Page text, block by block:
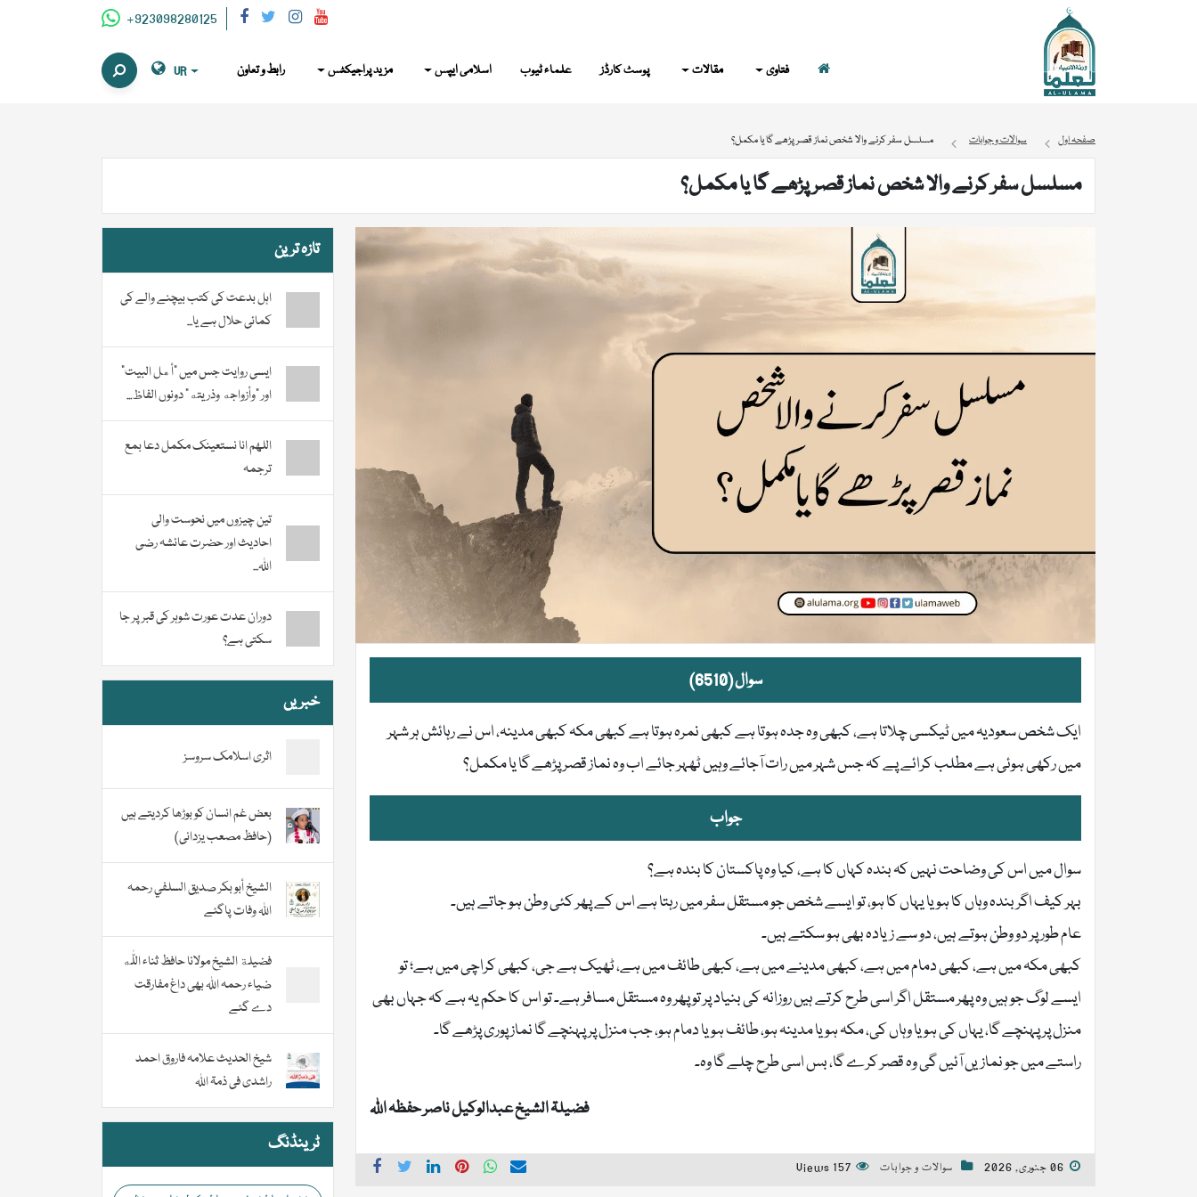
+923098280125
فتاوی مقالات پوسٹ کارڈز علماء ٹیوب اسلامی ایپس مزید پراجیکٹس رابط و تعاون UR
صفحہ اول سوالات و جوابات مسلسل سفر کرنے والا شخص نماز قصر پڑھے گا یا مکمل؟
مسلسل سفر کرنے والا شخص نماز قصر پڑھے گا یا مکمل؟
سوال (6510)
ایک شخص سعودیہ میں ٹیکسی چلاتا ہے، کبھی وہ جدہ ہوتا ہے کبھی نمرہ ہوتا ہے کبھی مکہ کبھی مدینہ، اس نے رہائش ہر شہر
میں رکھی ہوئی ہے مطلب کرائے پے کہ جس شہر میں رات آجائے وہیں ٹھہر جائے اب وہ نماز قصر پڑھے گا یا مکمل؟
جواب
سوال میں اس کی وضاحت نہیں کہ بندہ کہاں کا ہے، کیا وہ پاکستان کا بندہ ہے؟
بہر کیف اگر بندہ وہاں کا ہو یا یہاں کا ہو، تو ایسے شخص جو مستقل سفر میں رہتا ہے اس کے پھر کئی وطن ہو جاتے ہیں۔
عام طور پر دو وطن ہوتے ہیں، دو سے زیادہ بھی ہو سکتے ہیں۔
کبھی مکہ میں ہے، کبھی دمام میں ہے، کبھی مدینے میں ہے، کبھی طائف میں ہے، ٹھیک ہے جی، کبھی کراچی میں ہے؛ تو
ایسے لوگ جو ہیں وہ پھر مستقل اگر اسی طرح کرتے ہیں روزانہ کی بنیاد پر تو پھر وہ مستقل مسافر ہے۔ تو اس کا حکم یہ ہے کہ جہاں بھی
منزل پر پہنچے گا، یہاں کی ہو یا وہاں کی، مکہ ہو یا مدینہ ہو، طائف ہو یا دمام ہو، جب منزل پر پہنچے گا نماز پوری پڑھے گا۔
راستے میں جو نمازیں آئیں گی وہ قصر کرے گا، بس اسی طرح چلے گا وہ۔
فضیلۃ الشیخ عبدالوکیل ناصر حفظہ اللہ
06 جنوری, 2026 سوالات و جوابات 157 Views
تازہ ترین
اہل بدعت کی کتب بیچنے والے کی
کمائی حلال ہے یا...
ایسی روایت جس میں “أهل البيت”
اور “وأزواجه وذريته” دونوں الفاظ...
اللھم انا نستعینک مکمل دعا بمع
ترجمہ
تین چیزوں میں نحوست والی
احادیث اور حضرت عائشہ رضی
اللہ...
دوران عدت عورت شوہر کی قبر پر جا
سکتی ہے؟
خبریں
اثری اسلامک سروسز
بعض غم انسان کو بوڑھا کردیتے ہیں
(حافظ مصعب یزدانی)
الشيخ أبو بكر صديق السلفي رحمہ
اللہ وفات پاگئے
فضیلة الشيخ مولانا حافظ ثناء اللّٰه
ضیاء رحمہ اللہ بھی داغ مفارقت
دے گئے
شیخ الحدیث علامہ فاروق احمد
راشدی فی ذمۃ اللہ
ٹرینڈنگ